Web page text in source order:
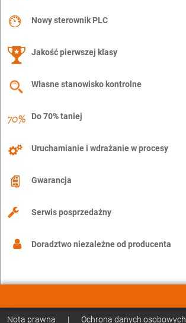
Nowy sterownik PLC
Jakość pierwszej klasy
Własne stanowisko kontrolne
Do 70% taniej
Uruchamianie i wdrażanie w procesy
Gwarancja
Serwis posprzedażny
Doradztwo niezależne od producenta
Nota prawna | Ochrona danych osobowych